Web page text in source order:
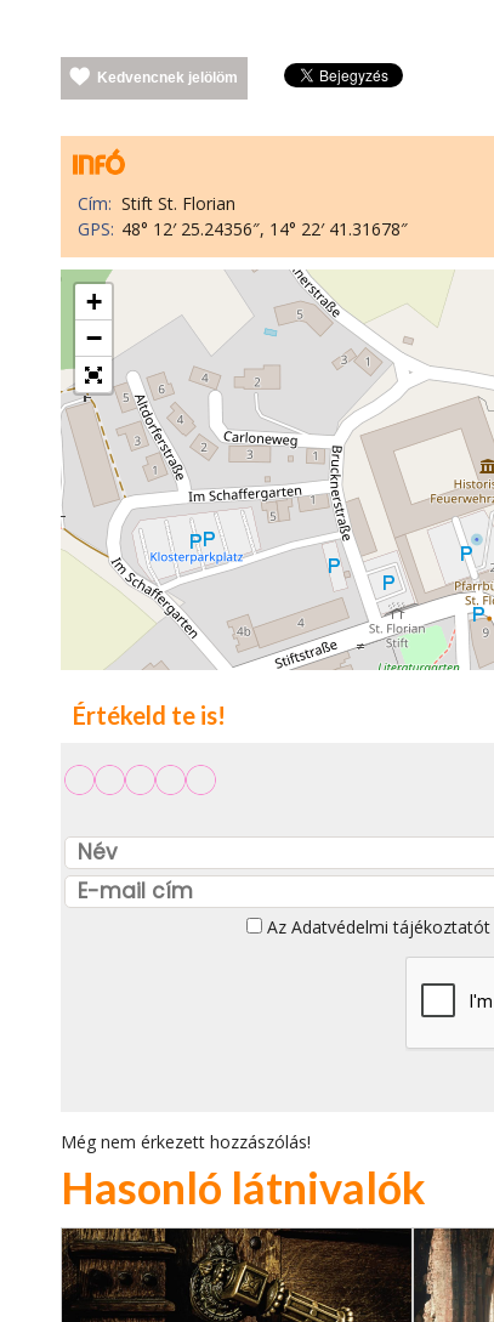
Kedvencnek jelölöm
Cím: Stift St. Florian
GPS: 48° 12′ 25.24356″, 14° 22′ 41.31678″
+
−
Értékeld te is!
Az Adatvédelmi tájékoztatót
Még nem érkezett hozzászólás!
Hasonló látnivalók